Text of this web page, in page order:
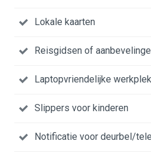
Lokale kaarten
Reisgidsen of
Laptopvriendelijke werkplek
Slippers voor kinderen
Notificatie voor deurbel/